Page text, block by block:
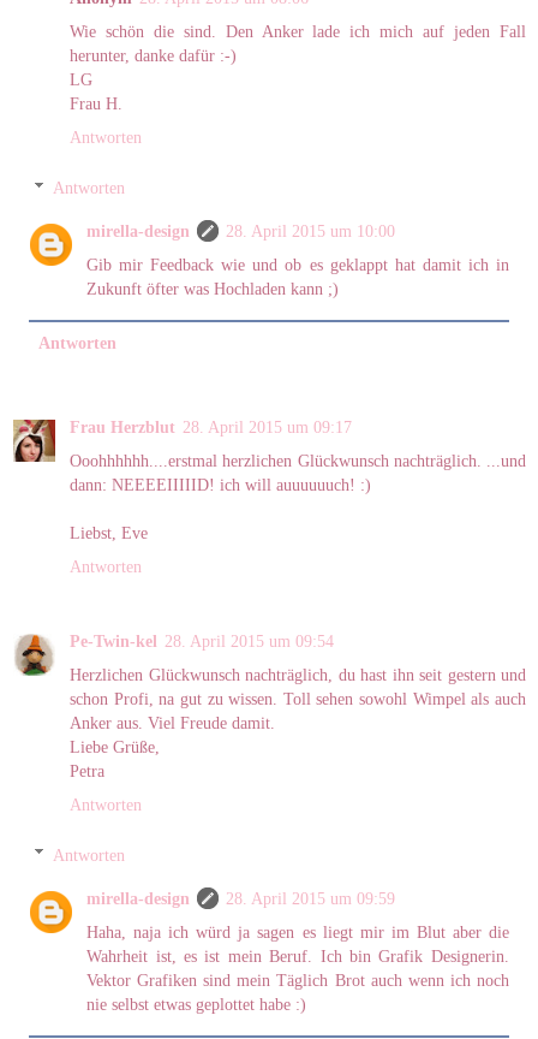
Wie schön die sind. Den Anker lade ich mich auf jeden Fall
herunter, danke dafür :-)
LG
Frau H.
Antworten
Antworten
mirella-design
28. April 2015 um 10:00
Gib mir Feedback wie und ob es geklappt hat damit ich in
Zukunft öfter was Hochladen kann ;)
Antworten
Frau Herzblut 28. April 2015 um 09:17
Ooohhhhhh....erstmal herzlichen Glückwunsch nachträglich. ...und
dann: NEEEEIIIIID! ich will auuuuuuch! :)
Liebst, Eve
Antworten
Pe-Twin-kel 28. April 2015 um 09:54
Herzlichen Glückwunsch nachträglich, du hast ihn seit gestern und
schon Profi, na gut zu wissen. Toll sehen sowohl Wimpel als auch
Anker aus. Viel Freude damit.
Liebe Grüße,
Petra
Antworten
Antworten
mirella-design
28. April 2015 um 09:59
Haha, naja ich würd ja sagen es liegt mir im Blut aber die
Wahrheit ist, es ist mein Beruf. Ich bin Grafik Designerin.
Vektor Grafiken sind mein Täglich Brot auch wenn ich noch
nie selbst etwas geplottet habe :)